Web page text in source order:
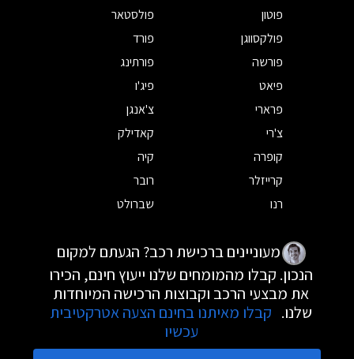
פוטון
פולסטאר
פולקסווגן
פורד
פורשה
פורתינג
פיאט
פיג'ו
פרארי
צ'אנגן
צ'רי
קאדילק
קופרה
קיה
קרייזלר
רובר
רנו
שברולט
מעוניינים ברכישת רכב? הגעתם למקום
הנכון. קבלו מהמומחים שלנו ייעוץ חינם, הכירו
את מבצעי הרכב וקבוצות הרכישה המיוחדות
שלנו. קבלו מאיתנו בחינם הצעה אטרקטיבית
עכשיו